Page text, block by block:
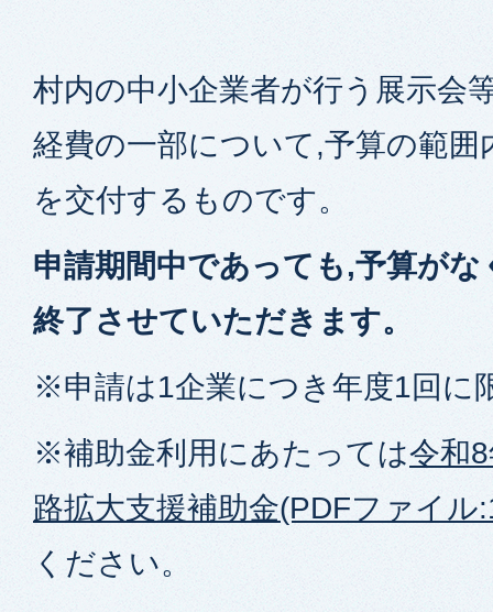
村内の中小企業者が行う展示会
経費の一部について,予算の範囲
を交付するものです。
申請期間中であっても,予算が
終了させていただきます。
※申請は1企業につき年度1回に
※補助金利用にあたっては令和
路拡大支援補助金(PDFファイル
ください。